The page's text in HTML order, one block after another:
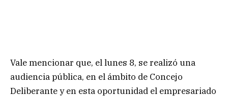
Vale mencionar que, el lunes 8, se realizó una
audiencia pública, en el ámbito de Concejo
Deliberante y en esta oportunidad el empresariado